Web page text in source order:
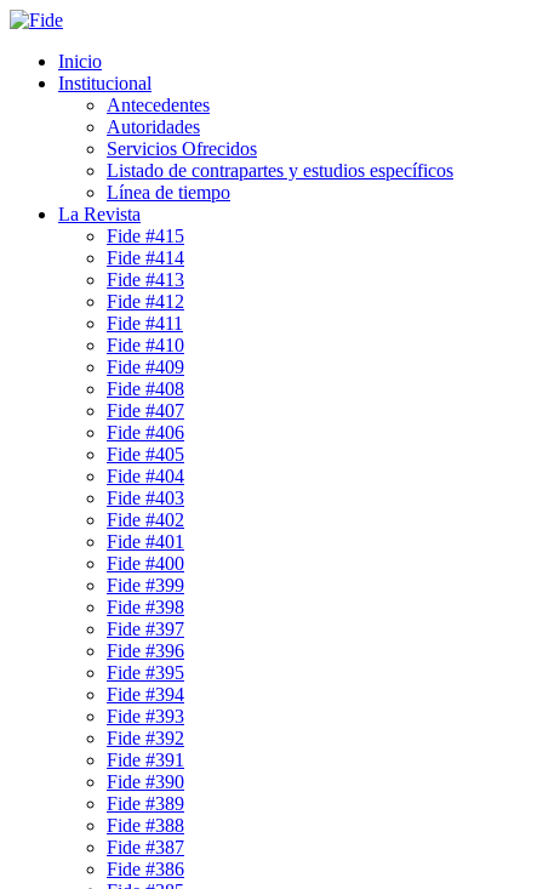
Inicio
Institucional
Antecedentes
Autoridades
Servicios Ofrecidos
Listado de contrapartes y estudios específicos
Línea de tiempo
La Revista
Fide #415
Fide #414
Fide #413
Fide #412
Fide #411
Fide #410
Fide #409
Fide #408
Fide #407
Fide #406
Fide #405
Fide #404
Fide #403
Fide #402
Fide #401
Fide #400
Fide #399
Fide #398
Fide #397
Fide #396
Fide #395
Fide #394
Fide #393
Fide #392
Fide #391
Fide #390
Fide #389
Fide #388
Fide #387
Fide #386